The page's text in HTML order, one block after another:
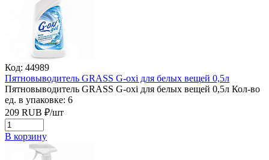
Код: 44989
Пятновыводитель GRASS G-oxi для белых вещей 0,5л
Пятновыводитель GRASS G-oxi для белых вещей 0,5л Кол-во
ед. в упаковке: 6
209 RUB ₽/шт
В корзину